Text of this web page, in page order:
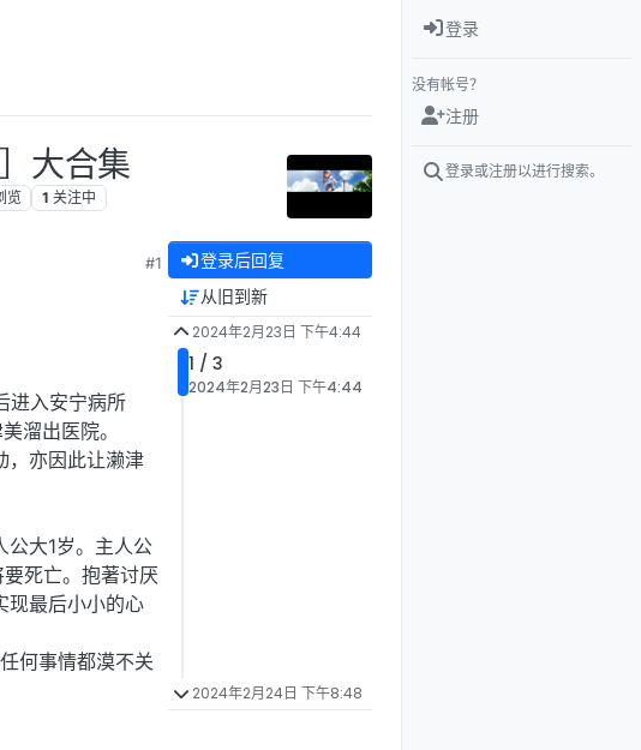
大合集
览 1 关注中
#1
进入安宁病所
溜出医院。
，亦因此让濑津
公大1岁。主人公
死亡。抱著讨厌
现最后小小的心
何事情都漠不关
登录后回复
从旧到新
2024年2月23日 下午4:44
1 / 3
2024年2月23日 下午4:44
2024年2月24日 下午8:48
登录
没有帐号？
注册
登录或注册以进行搜索。